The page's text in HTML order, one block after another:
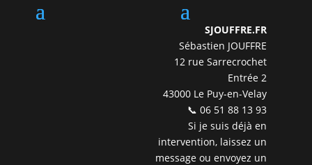
SJOUFFRE.FR
Sébastien JOUFFRE
12 rue Sarrecrochet
Entrée 2
43000 Le Puy-en-Velay
📞 06 51 88 13 93
Si je suis déjà en
intervention, laissez un
message ou envoyez un